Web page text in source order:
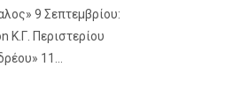
9 Σεπτεμβρίου:
Κ.Γ. Περιστερίου
11...